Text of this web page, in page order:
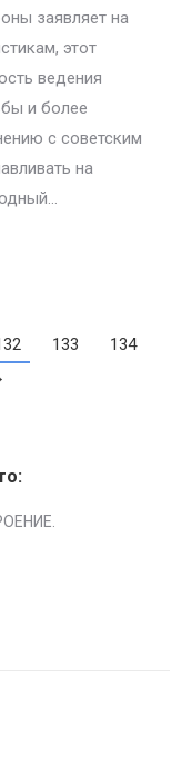
заявляет на
этот
ведения
и более
с советским
на
133
134